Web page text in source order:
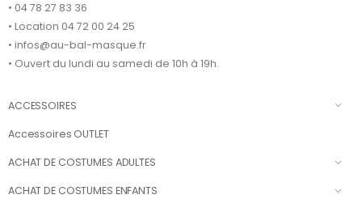
• 04 78 27 83 36
• Location 04 72 00 24 25
• infos@au-bal-masque.fr
• Ouvert du lundi au samedi de 10h à 19h.
ACCESSOIRES
Accessoires OUTLET
ACHAT DE COSTUMES ADULTES
ACHAT DE COSTUMES ENFANTS